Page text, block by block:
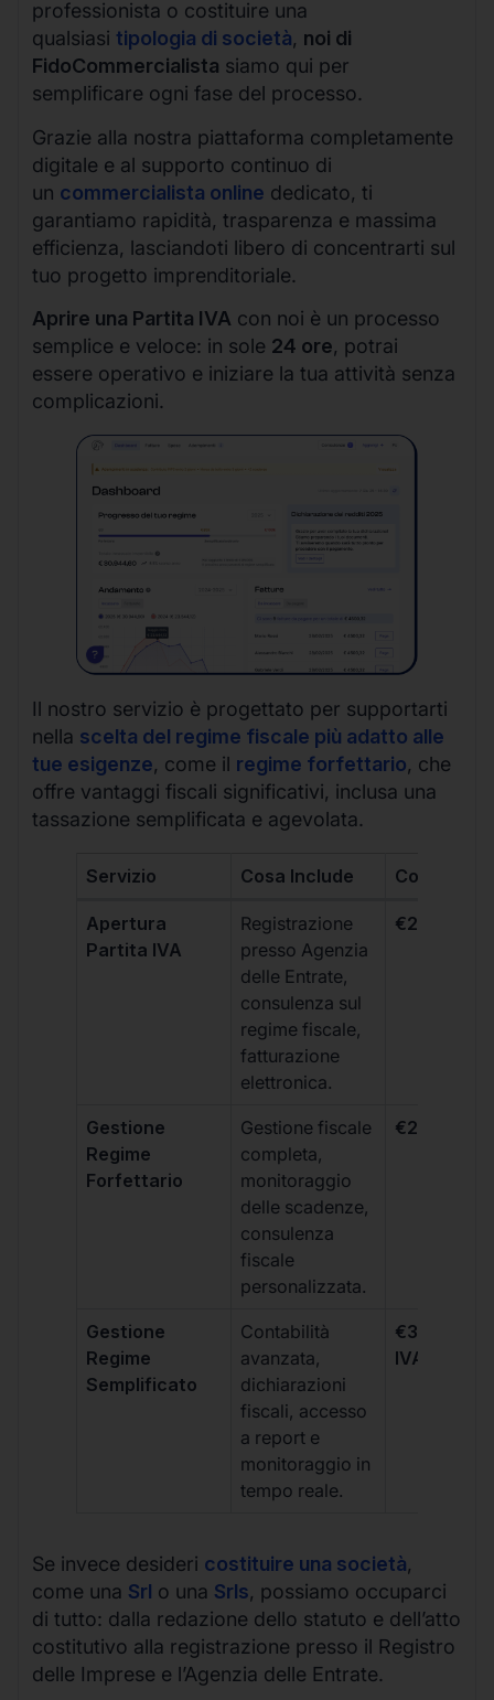
professionista o costituire una
qualsiasi tipologia di società, noi di
FidoCommercialista siamo qui per
semplificare ogni fase del processo.
Grazie alla nostra piattaforma completamente
digitale e al supporto continuo di
un commercialista online dedicato, ti
garantiamo rapidità, trasparenza e massima
efficienza, lasciandoti libero di concentrarti sul
tuo progetto imprenditoriale.
Aprire una Partita IVA con noi è un processo
semplice e veloce: in sole 24 ore, potrai
essere operativo e iniziare la tua attività senza
complicazioni.
Il nostro servizio è progettato per supportarti
nella scelta del regime fiscale più adatto alle
tue esigenze, come il regime forfettario, che
offre vantaggi fiscali significativi, inclusa una
tassazione semplificata e agevolata.
Servizio Cosa Include Costo
Apertura
Partita IVA
Registrazione
presso Agenzia
delle Entrate,
consulenza sul
regime fiscale,
fatturazione
elettronica.
€264 +
Gestione
Regime
Forfettario
Gestione fiscale
completa,
monitoraggio
delle scadenze,
consulenza
fiscale
personalizzata.
€264 +
Gestione
Regime
Semplificato
Contabilità
avanzata,
dichiarazioni
fiscali, accesso
a report e
monitoraggio in
tempo reale.
€333 +
IVA/
Se invece desideri costituire una società,
come una Srl o una Srls, possiamo occuparci
di tutto: dalla redazione dello statuto e dell’atto
costitutivo alla registrazione presso il Registro
delle Imprese e l’Agenzia delle Entrate.